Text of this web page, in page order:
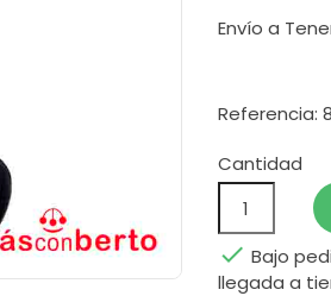
Envío a
Referencia:
Cantidad
 Bajo
llegada a